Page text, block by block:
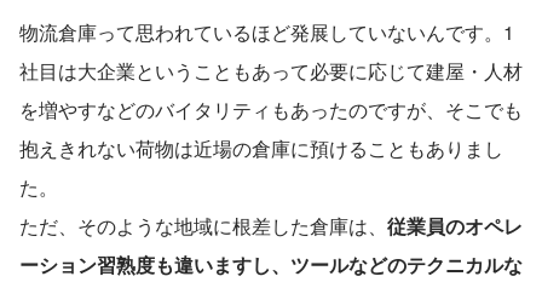
物流倉庫って思われているほど発展していないんです。1
社目は大企業ということもあって必要に応じて建屋・人材
を増やすなどのバイタリティもあったのですが、そこでも
抱えきれない荷物は近場の倉庫に預けることもありまし
た。
ただ、そのような地域に根差した倉庫は、 従業員のオペレ
ーション習熟度も違いますし、ツールなどのテクニカルな